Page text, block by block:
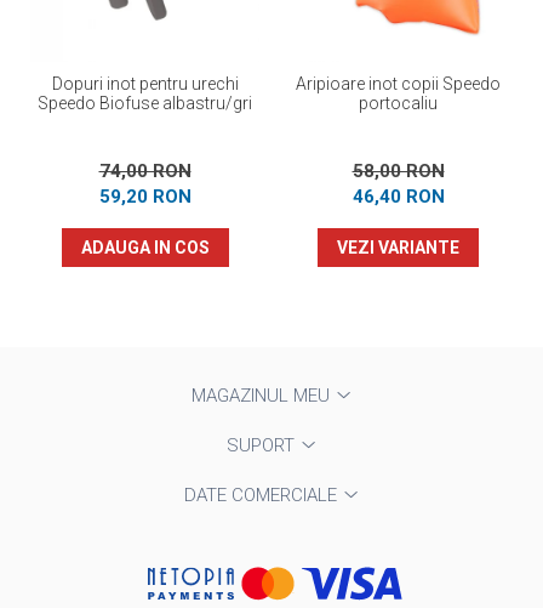
Dopuri inot pentru urechi
Speedo Biofuse albastru/gri
74,00 RON
59,20 RON
ADAUGA IN COS
Aripioare inot copii Speedo
portocaliu
58,00 RON
46,40 RON
VEZI VARIANTE
MAGAZINUL MEU
SUPORT
DATE COMERCIALE